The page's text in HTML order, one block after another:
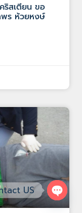
ริสเตียน ขอ
ร ห้วยหงษ์
US
Open